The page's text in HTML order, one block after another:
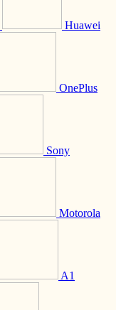
Huawei
OnePlus
Sony
Motorola
A1